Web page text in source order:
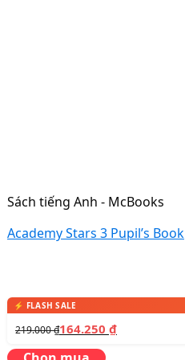
Sách tiếng Anh - McBooks
Academy Stars 3 Pupil’s Book
219.000₫164.250 ₫